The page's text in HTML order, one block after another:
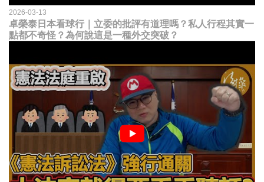
2026-03-13
卓榮泰日本看球行｜立委的批評有道理嗎？私人行程其實一
點都不奇怪？為何說這是一種外交突破？